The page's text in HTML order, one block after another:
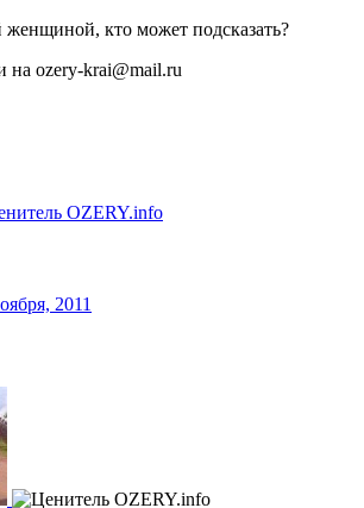
женщиной, кто может подсказать?
на ozery-krai@mail.ru
2011